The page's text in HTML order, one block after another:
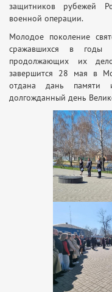
защитников рубежей
военной операции.
Молодое поколение
сражавшихся в годы
продолжающих их
завершится 28 мая в
отдана дань памяти
долгожданный день